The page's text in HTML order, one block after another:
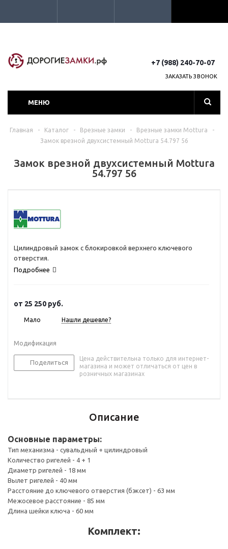
+7 (988) 240-70-07
ЗАКАЗАТЬ ЗВОНОК
МЕНЮ
Главная - Каталог - Врезные замки - Врезные замки Mottura
-
Замок врезной двухсистемный Mottura 54.797 56
Замок врезной двухсистемный Mottura
54.797 56
Цилиндровый замок с блокировкой верхнего ключевого
отверстия.
Подробнее
от 25 250 руб.
Мало Нашли дешевле?
Модификация
Поделиться
Цена действительна только для интернет-
магазина и может отличаться от цен в
розничных магазинах
Описание
Основные параметры:
Тип механизма - сувальдный + цилиндровый
Количество ригелей - 4 + 1
Диаметр ригелей - 18 мм
Вылет ригелей - 40 мм
Расстояние до ключевого отверстия (бэксет) - 63 мм
Межосевое расстояние - 85 мм
Длина шейки ключа - 60 мм
Комплект: